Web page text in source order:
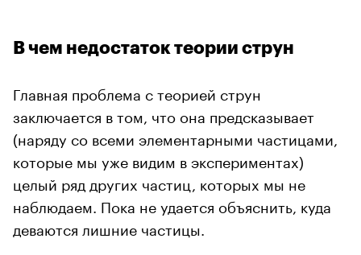
В чем недостаток теории струн
Главная проблема с теорией струн
заключается в том, что она предсказывает
(наряду со всеми элементарными частицами,
которые мы уже видим в экспериментах)
целый ряд других частиц, которых мы не
наблюдаем. Пока не удается объяснить, куда
деваются лишние частицы.